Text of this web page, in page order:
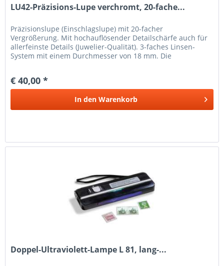
LU42-Präzisions-Lupe verchromt, 20-fache...
Präzisionslupe (Einschlagslupe) mit 20-facher
Vergrößerung. Mit hochauflösender Detailschärfe auch für
allerfeinste Details (Juwelier-Qualität). 3-faches Linsen-
System mit einem Durchmesser von 18 mm. Die
€ 40,00 *
In den Warenkorb
Doppel-Ultraviolett-Lampe L 81, lang-...